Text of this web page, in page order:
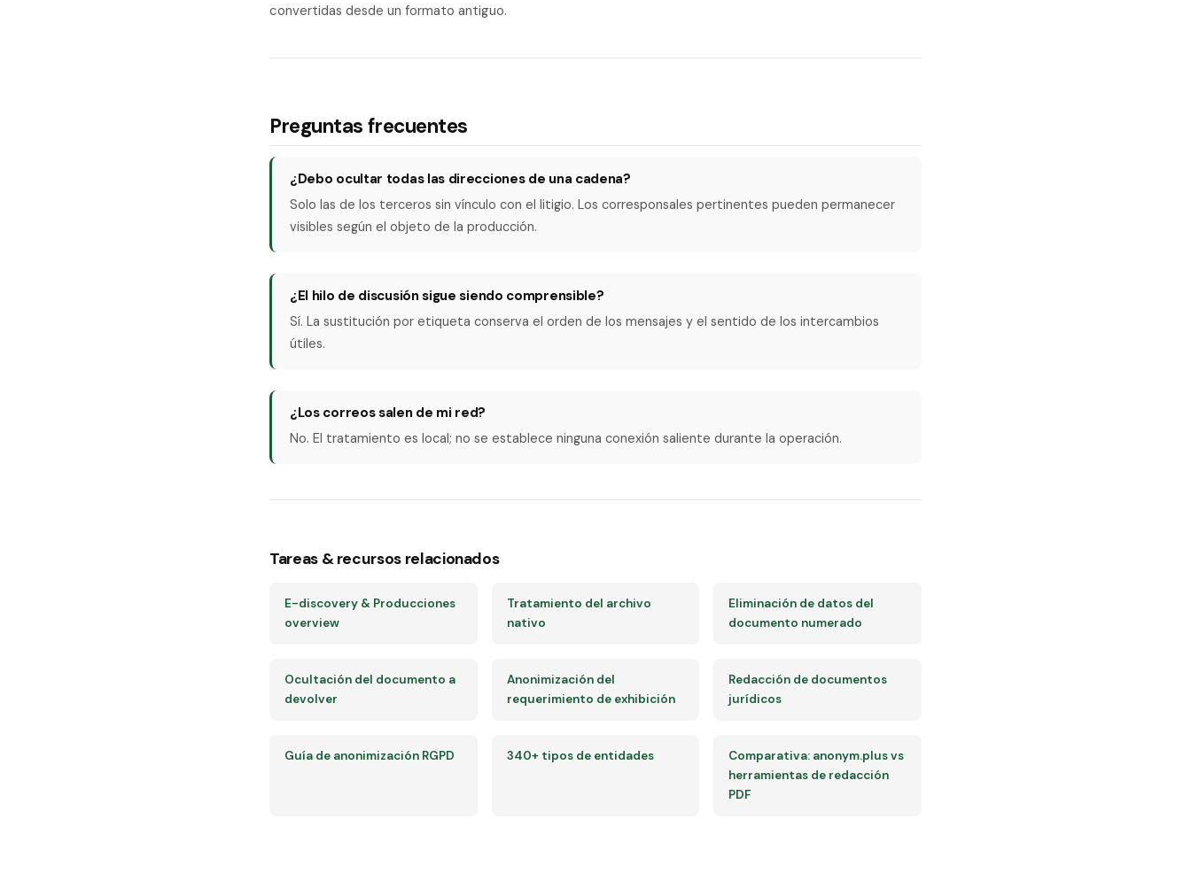
convertidas desde un formato antiguo.
Preguntas frecuentes
¿Debo ocultar todas las direcciones de una cadena?
Solo las de los terceros sin vínculo con el litigio. Los corresponsales pertinentes pueden permanecer
visibles según el objeto de la producción.
¿El hilo de discusión sigue siendo comprensible?
Sí. La sustitución por etiqueta conserva el orden de los mensajes y el sentido de los intercambios
útiles.
¿Los correos salen de mi red?
No. El tratamiento es local; no se establece ninguna conexión saliente durante la operación.
Tareas & recursos relacionados
E-discovery & Producciones
overview
Tratamiento del archivo
nativo
Eliminación de datos del
documento numerado
Ocultación del documento a
devolver
Anonimización del
requerimiento de exhibición
Redacción de documentos
jurídicos
Guía de anonimización RGPD 340+ tipos de entidades
Comparativa: anonym.plus vs
herramientas de redacción
PDF